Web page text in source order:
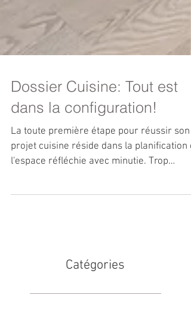
Dossier Cuisine: Tout est
dans la configuration!